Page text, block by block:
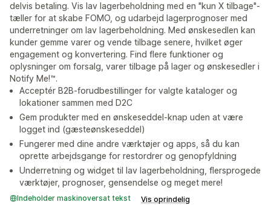
delvis betaling. Vis lav lagerbeholdning med en "kun X tilbage"-
tæller for at skabe FOMO, og udarbejd lagerprognoser med
underretninger om lav lagerbeholdning. Med ønskesedlen kan
kunder gemme varer og vende tilbage senere, hvilket øger
engagement og konvertering. Find flere funktioner og
oplysninger om forsalg, varer tilbage på lager og ønskesedler i
Notify Me!™.
Acceptér B2B-forudbestillinger for valgte kataloger og
lokationer sammen med D2C
Gem produkter med en ønskeseddel-knap uden at være
logget ind (gæsteønskeseddel)
Fungerer med dine andre værktøjer og apps, så du kan
oprette arbejdsgange for restordrer og genopfyldning
Underretning og widget til lav lagerbeholdning, flersprogede
værktøjer, prognoser, gensendelse og meget mere!
Indeholder maskinoversat tekst Vis oprindelig